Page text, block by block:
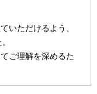
いただけるよう、
ご理解を深めるた